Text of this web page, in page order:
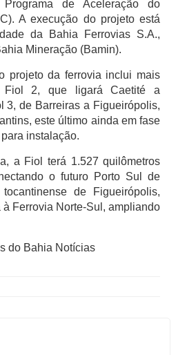
de Aceleração do
A execução do projeto está
da Bahia Ferrovias S.A.,
Mineração (Bamin).
projeto da ferrovia inclui mais
Fiol 2, que ligará Caetité a
3, de Barreiras a Figueirópolis,
este último ainda em fase
instalação.
a Fiol terá 1.527 quilômetros
o futuro Porto Sul de
de Figueirópolis,
à Ferrovia Norte-Sul, ampliando
do Bahia Notícias